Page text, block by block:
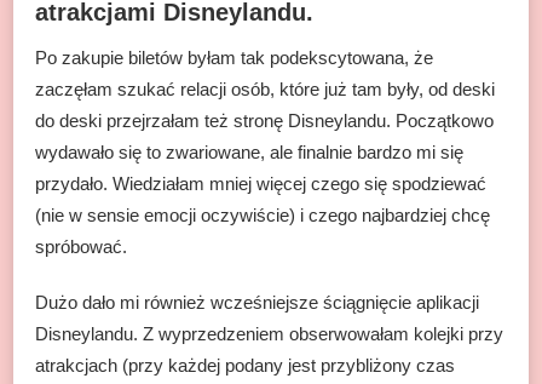
atrakcjami Disneylandu.
Po zakupie biletów byłam tak podekscytowana, że
zaczęłam szukać relacji osób, które już tam były, od deski
do deski przejrzałam też stronę Disneylandu. Początkowo
wydawało się to zwariowane, ale finalnie bardzo mi się
przydało. Wiedziałam mniej więcej czego się spodziewać
(nie w sensie emocji oczywiście) i czego najbardziej chcę
spróbować.
Dużo dało mi również wcześniejsze ściągnięcie aplikacji
Disneylandu. Z wyprzedzeniem obserwowałam kolejki przy
atrakcjach (przy każdej podany jest przybliżony czas